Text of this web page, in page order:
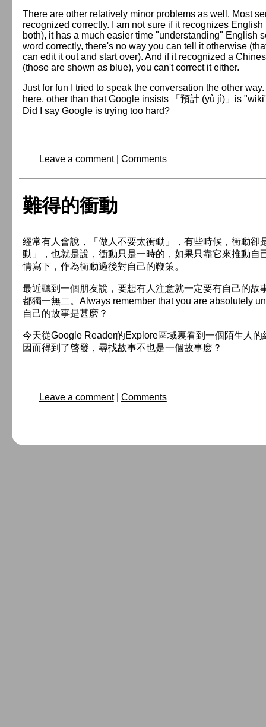
There are other relatively minor problems as well. Most
recognized correctly. I am not sure if it recognizes
both), it has a much easier time "understanding" English
word correctly, there's no way you can tell it otherwise
can edit it out and start over). And if it recognized a
(those are shown as blue), you can't correct it either.
Just for fun I tried to speak the conversation the other
here, other than that Google insists 「預計 (yù jì)」is
Did I say Google is trying too hard?
Leave a comment| Comments
難得的衝動
經常有人會說，「做人不要太衝動」，有些時候，衝動卻
動」，也就是說，衝動只是一時的，如果只靠它來推動自
情寫下，作為衝動過後對自己的鞭策。
最近聽到一個朋友說，要想有人注意就一定要有自己的故
都獨一無二。Always remember that you are absolutely
自己的故事是甚麽？
今天從Google Reader的Explore區域裏看到一個陌生人
因而得到了啓發，尋找故事不也是一個故事麽？
Leave a comment| Comments